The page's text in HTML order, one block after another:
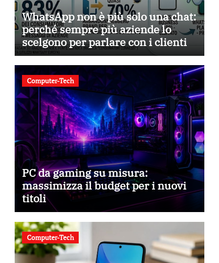
WhatsApp non è più solo una chat:
perché sempre più aziende lo
scelgono per parlare con i clienti
Computer-Tech
PC da gaming su misura:
massimizza il budget per i nuovi
titoli
Computer-Tech